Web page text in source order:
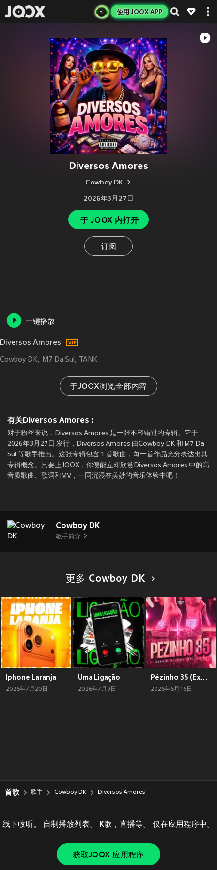
使用 JOOX APP
Diversos Amores
Cowboy DK
2026年3月27日
于 JOOX 内打开
订阅
一键播放
Diversos Amores
Cowboy DK M7 Da Sul TANK
于JOOX浏览全部内容
有关Diversos Amores :
对于粉丝来说，Diversos Amores 是一张不容错过的专辑。它于
2026年3月27日 发行，Diversos Amores 由Cowboy DK 和 M7 Da
Sul 等歌手推出。这张专辑包含 1 首歌曲，每一首作品充分表达出其
专辑概念。只要上JOOX，你便能立即欣赏Diversos Amores 中的高
音质歌曲、歌词和MV，一同沉浸在美妙的音乐体验中吧！
Cowboy DK
歌手简介
更多 Cowboy DK
Iphone Laranja
2026年7月20日
Uma Ligação
2026年7月9日
Pézinho 35 (Explicit)
2026年6月16日
首歌 歌手 Cowboy DK Diversos Amores
线下收听。 自制播放列表。 K歌，直播等。 仅在应用程序中。
获取JOOX 应用程序